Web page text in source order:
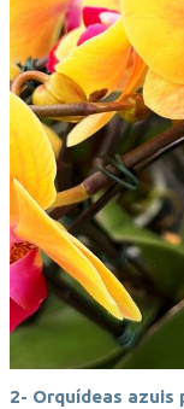
2- Orquídeas azuis